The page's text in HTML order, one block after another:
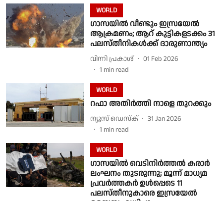
WORLD
ഗാസയിൽ വീണ്ടും ഇസ്രയേൽ
ആക്രമണം; ആറ് കുട്ടികളടക്കം 31
പലസ്തീനികൾക്ക് ദാരുണാന്ത്യം
വിന്നി പ്രകാശ്
01 Feb 2026
1 min read
WORLD
റഫാ അതിർത്തി നാളെ തുറക്കും
ന്യൂസ് ഡെസ്ക്
31 Jan 2026
1 min read
WORLD
ഗാസയിൽ വെടിനിർത്തൽ കരാർ
ലംഘനം തുടരുന്നു; മൂന്ന് മാധ്യമ
പ്രവർത്തകർ ഉൾപ്പെടെ 11
പലസ്തീനുകാരെ ഇസ്രയേൽ